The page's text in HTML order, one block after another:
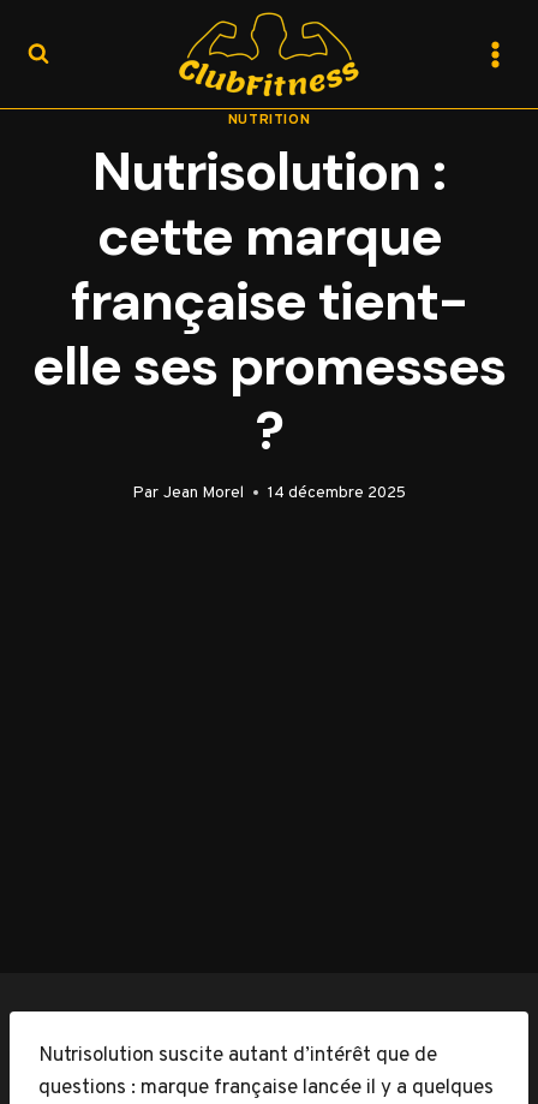
NUTRITION
Nutrisolution :
cette marque
française tient-
elle ses promesses
?
Par Jean Morel 14 décembre 2025
Nutrisolution suscite autant d’intérêt que de
questions : marque française lancée il y a quelques